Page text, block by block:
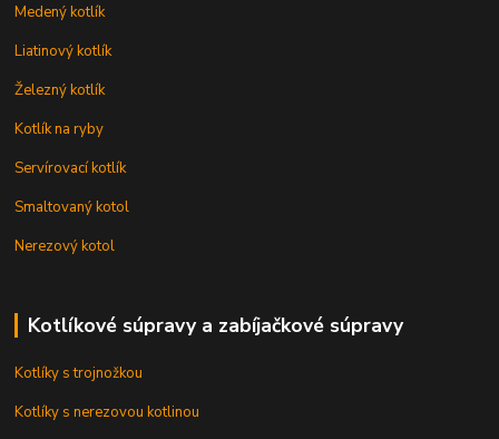
Medený kotlík
Liatinový kotlík
Železný kotlík
Kotlík na ryby
Servírovací kotlík
Smaltovaný kotol
Nerezový kotol
Kotlíkové súpravy a zabíjačkové súpravy
Kotlíky s trojnožkou
Kotlíky s nerezovou kotlinou